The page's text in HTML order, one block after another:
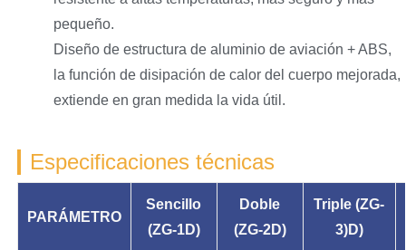
pequeño.
Diseño de estructura de aluminio de aviación + ABS,
la función de disipación de calor del cuerpo mejorada,
extiende en gran medida la vida útil.
Especificaciones técnicas
PARÁMETRO
Sencillo
(ZG-1D)
Doble
(ZG-2D)
Triple (ZG-
3)D)